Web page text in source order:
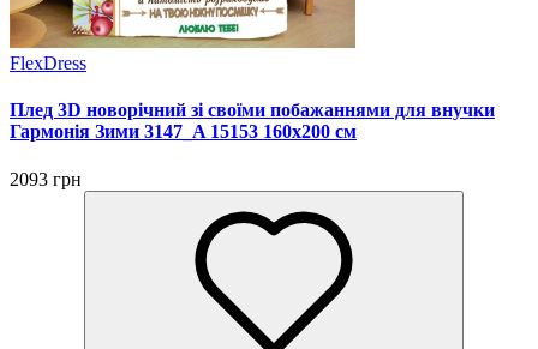
FlexDress
Плед 3D новорічний зі своїми побажаннями для внучки
Гармонія Зими 3147_A 15153 160х200 см
2093 грн